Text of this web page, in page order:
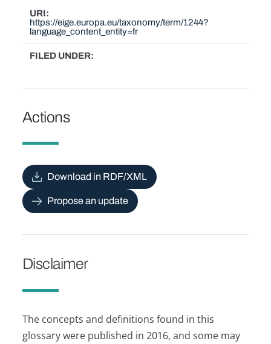
URI
https://eige.europa.eu/taxonomy/term/1244?
language_content_entity=fr
FILED UNDER
Actions
Download in RDF/XML
Propose an update
Disclaimer
The concepts and definitions found in this
glossary were published in 2016, and some may